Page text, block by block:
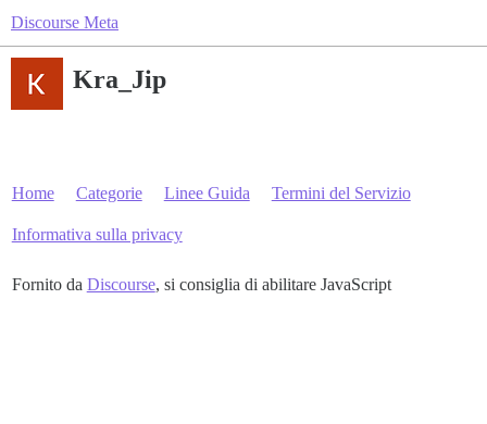
Discourse Meta
Kra_Jip
Home Categorie Linee Guida Termini del Servizio
Informativa sulla privacy
Fornito da Discourse, si consiglia di abilitare JavaScript